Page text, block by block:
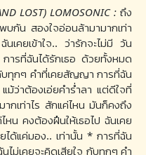
LOST) LOMOSONIC : ถึง
กัน สองใจอ่อนล้ามามากเท่า
คยเข้าใจ.. ว่ารักจะไม่มี วัน
ารที่ฉันได้รักเธอ ด้วยทั้งหมด
บทุกๆ คำที่เคยสัญญา การที่ฉัน
ม้ว่าต้องเอ่ยคำร่ำลา แต่ดีใจที่
กเท่าไร สักแค่ไหน มันก็คงถึง
หน คงต้องฝืนให้เธอไป ฉันเคย
ได้แค่มอง.. เท่านั้น * การที่ฉัน
ไม่เคยจะคิดเสียใจ กับทุกๆ คำ